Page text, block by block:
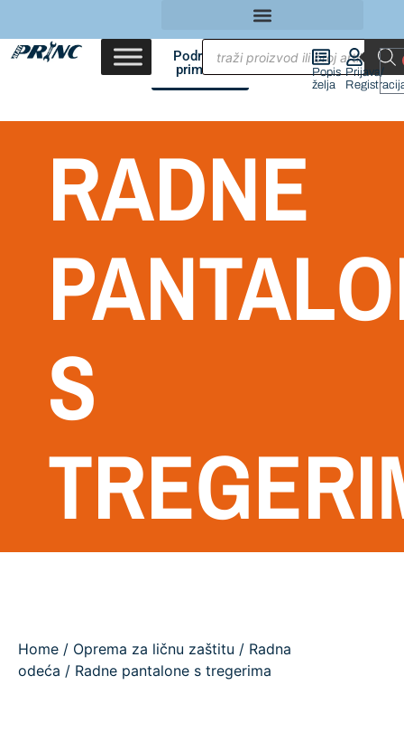
Područja
primene
Popis
želja
Prijava/
RADNE
S
Home / Oprema za ličnu zaštitu / Radna
odeća / Radne pantalone s tregerima